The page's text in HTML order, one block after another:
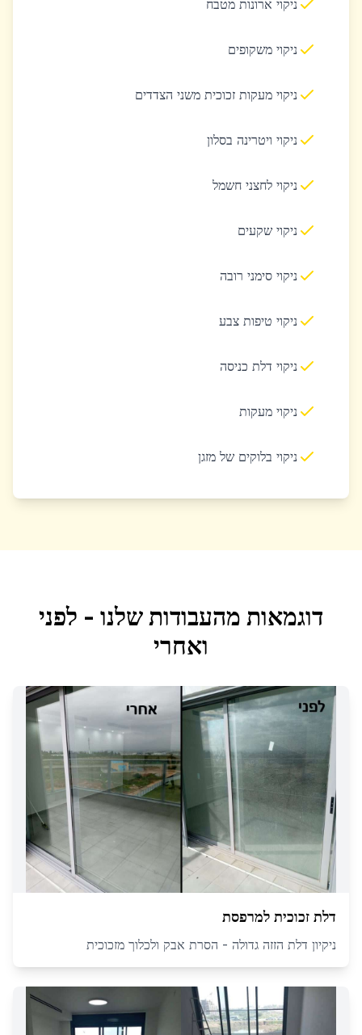
ניקוי ארונות מטבח
ניקוי משקופים
ניקוי מעקות זכוכית משני הצדדים
ניקוי ויטרינה בסלון
ניקוי לחצני חשמל
ניקוי שקעים
ניקוי סימני רובה
ניקוי טיפות צבע
ניקוי דלת כניסה
ניקוי מעקות
ניקוי בלוקים של מזגן
דוגמאות מהעבודות שלנו - לפני
ואחרי
דלת זכוכית למרפסת
ניקיון דלת הזזה גדולה - הסרת אבק ולכלוך מזכוכית